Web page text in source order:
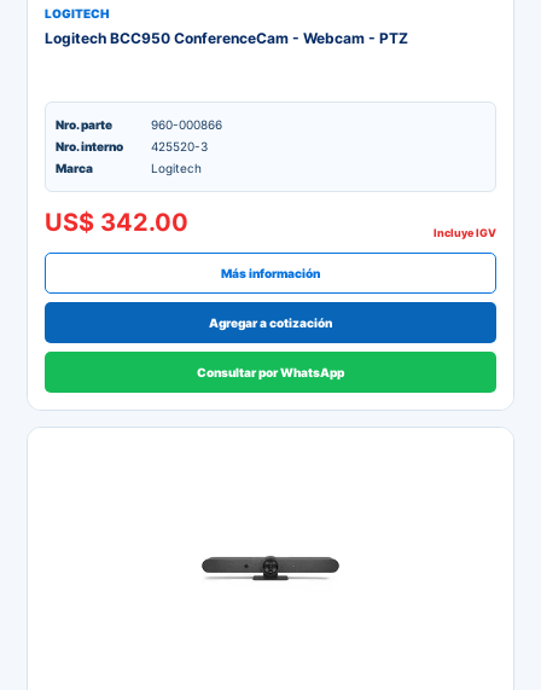
LOGITECH
Logitech BCC950 ConferenceCam - Webcam - PTZ
Nro. parte
960-000866
Nro. interno
425520-3
Marca
Logitech
US$ 342.00 Incluye IGV
Más información
Agregar a cotización
Consultar por WhatsApp